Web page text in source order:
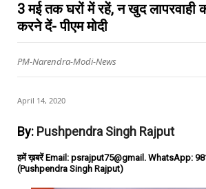
3 मई तक घरों में रहें, न खुद लापरवाही
करने दें- पीएम मोदी
PM-Narendra-Modi-News
April 14, 2020
By: Pushpendra Singh Rajput
हमें ख़बरें Email: psrajput75@gmail. WhatsApp:
(Pushpendra Singh Rajput)